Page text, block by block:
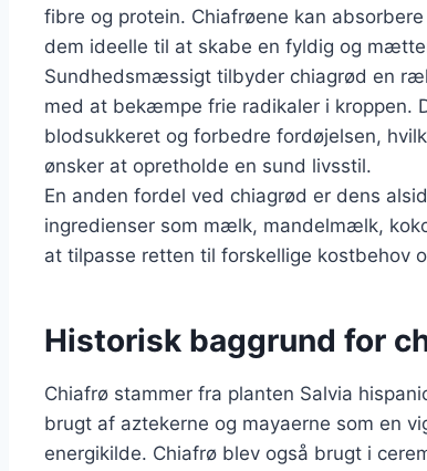
fibre og protein. Chiafrøene kan
dem ideelle til at skabe en fyldig og
Sundhedsmæssigt tilbyder chiagrød en
med at bekæmpe frie radikaler i kroppen.
blodsukkeret og forbedre fordøjelsen,
ønsker at opretholde en sund livsstil.
En anden fordel ved chiagrød er dens
ingredienser som mælk, mandelmælk,
at tilpasse retten til forskellige kostbehov
Historisk baggrund for
Chiafrø stammer fra planten Salvia
brugt af aztekerne og mayaerne som en
energikilde. Chiafrø blev også brugt i